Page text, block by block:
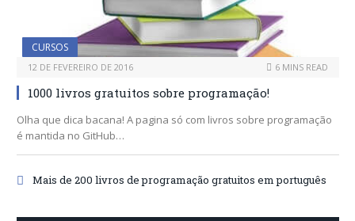
CURSOS
12 DE FEVEREIRO DE 2016 6 MINS READ
1000 livros gratuitos sobre programação!
Olha que dica bacana! A pagina só com livros sobre programação
é mantida no GitHub…
Mais de 200 livros de programação gratuitos em português